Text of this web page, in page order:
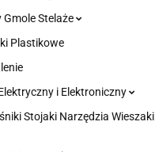
Gmole Stelaże
Plastikowe
i Elektroniczny
Stojaki Narzędzia Wieszaki